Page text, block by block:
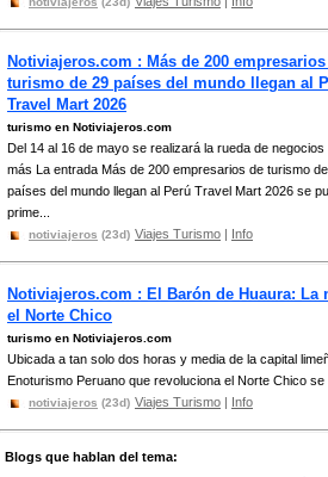
Notiviajeros.com : Más de 200
turismo de 29 países del mundo llegan al
Travel Mart 2026
turismo en Notiviajeros.com
Del 14 al 16 de mayo se realizará la rueda de negocios
más La entrada Más de 200 empresarios de turismo
países del mundo llegan al Perú Travel Mart 2026 se
prime...
notiviajeros (23d) Viajes Turismo | Info
Notiviajeros.com : El Barón de Huaura:
el Norte Chico
turismo en Notiviajeros.com
Ubicada a tan solo dos horas y media de la capital
Enoturismo Peruano que revoluciona el Norte Chico se
notiviajeros (23d) Viajes Turismo | Info
Blogs que hablan del tema: